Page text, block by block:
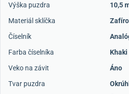
Výška puzdra
10,5
Materiál sklíčka
Číselník
Farba číselníka
Khaki
Veko na závit
Áno
Tvar puzdra